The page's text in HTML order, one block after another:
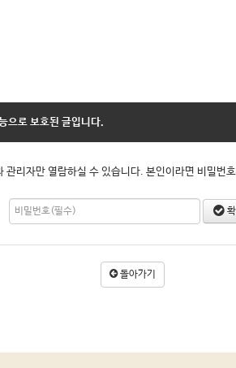
으로 보호된 글입니다.
관리자만 열람하실 수 있습니다. 본인이라면 비밀번
돌아가기